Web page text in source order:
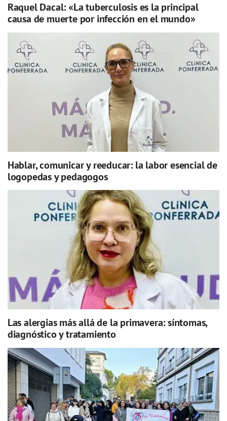
Raquel Dacal: «La tuberculosis es la principal
causa de muerte por infección en el mundo»
Hablar, comunicar y reeducar: la labor esencial de
logopedas y pedagogos
Las alergias más allá de la primavera: síntomas,
diagnóstico y tratamiento